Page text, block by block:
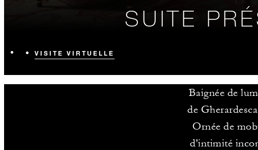
SUITE
VISITE VIRTUELLE
Baignée de
de
Ornée de
d'intimité